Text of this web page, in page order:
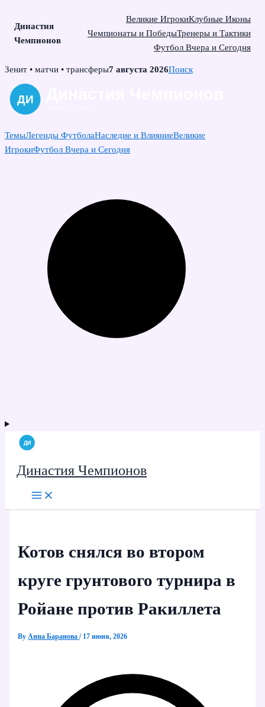
Династия
Чемпионов
Великие ИгрокиКлубные Иконы
Чемпионаты и ПобедыТренеры и Тактики
Футбол Вчера и Сегодня
Skip
content
Зенит • матчи • трансферы7 августа 2026Поиск
ТемыЛегенды ФутболаНаследие и ВлияниеВеликие
ИгрокиФутбол Вчера и Сегодня
Династия Чемпионов
Котов снялся во втором
круге грунтового турнира в
Ройане против Ракиллета
ByАнна Баранова/ 17 июня, 2026